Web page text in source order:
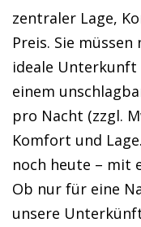
zentraler Lage,
Preis. Sie
ideale
einem
pro Nacht (zzgl.
Komfort und
noch heute – mit
Ob nur für eine
unsere